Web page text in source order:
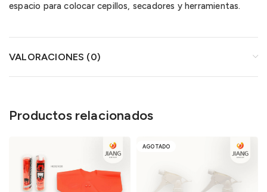
espacio para colocar cepillos, secadores y herramientas.
VALORACIONES (0)
Productos relacionados
AGOTADO